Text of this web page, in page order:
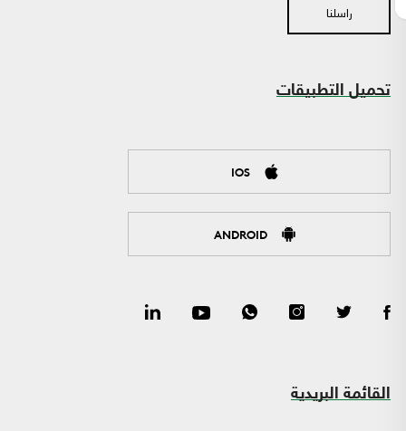
راسلنا
تحميل التطبيقات
IOS
ANDROID
القائمة البريدية